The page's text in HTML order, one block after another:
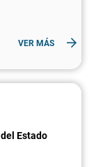
VER MÁS
Estado